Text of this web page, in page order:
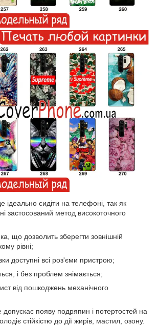
ідеально сидіти на телефоні, так як
застосований метод високоточного
що дозволить зберегти зовнішній
рівні;
доступні всі роз'єми пристрою;
і без проблем знімається;
від пошкоджень механічного
появу подряпин і потертостей на
стійкістю до дії жирів, мастил, озону.